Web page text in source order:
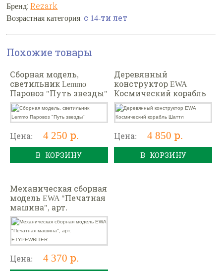
Бренд:Rezark
Возрастная категория: с 14-ти лет
Похожие товары
Сборная модель,
светильник Lemmo
Паровоз "Путь звезды"
Цена: 4 250 р.
В КОРЗИНУ
Деревянный
конструктор EWA
Космический корабль
Шаттл
Цена: 4 850 р.
В КОРЗИНУ
Механическая сборная
модель EWA "Печатная
машина", арт.
ETYPEWRITER
Цена: 4 370 р.